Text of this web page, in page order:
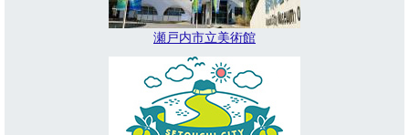
瀬戸内市立美術館